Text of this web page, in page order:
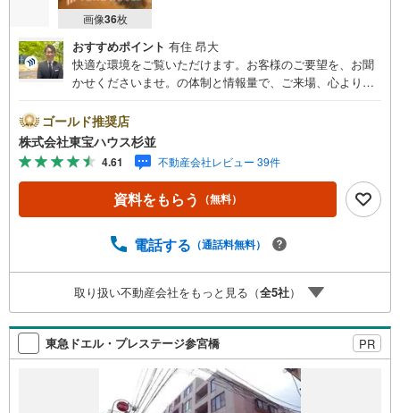
画像36枚
おすすめポイント 有住 昂大
快適な環境をご覧いただけます。お客様のご要望を、お聞
かせくださいませ。の体制と情報量で、ご来場、心よりお
「未来カレンダー」のご提案。・ 未来に起こるであろうご
自宅リフォームをオンライン上でご提案「ミラカレクラ
ブ」。・ 不動産売却時、ご自宅を綺麗にかつ瀟洒にさせる
CG加工ホームステイジングサービス。・ 購入者様へ、税
理士による確定申告の無料セミナーをご招待いたします。
◆ご予約に際して◆日時のご希望をお伝えください。（も
（居住中物件）の手配が必要な場合がございますのでご容
案内が可能となりますのでお手数ですがご一報ください。
◆物件のご案内は◆弊社へのご来社、お客様宅へのお迎
え・最寄駅での待ち合わせ、物件周辺のコンビニ等でお待
ち合わせなど、ご希望をお伝えください。ご希望条件をお
伝え頂けましたら、ご見学希望物件以外の資料も用意して
参ります。もちろん他の物件も併せてご案内させていただ
ゴールド推奨店
株式会社東宝ハウス杉並
4.61 不動産会社レビュー 39件
資料をもらう （無料）
電話する （通話料無料）
取り扱い不動産会社をもっと見る（全5社）
東急ドエル・プレステージ参宮橋 PR